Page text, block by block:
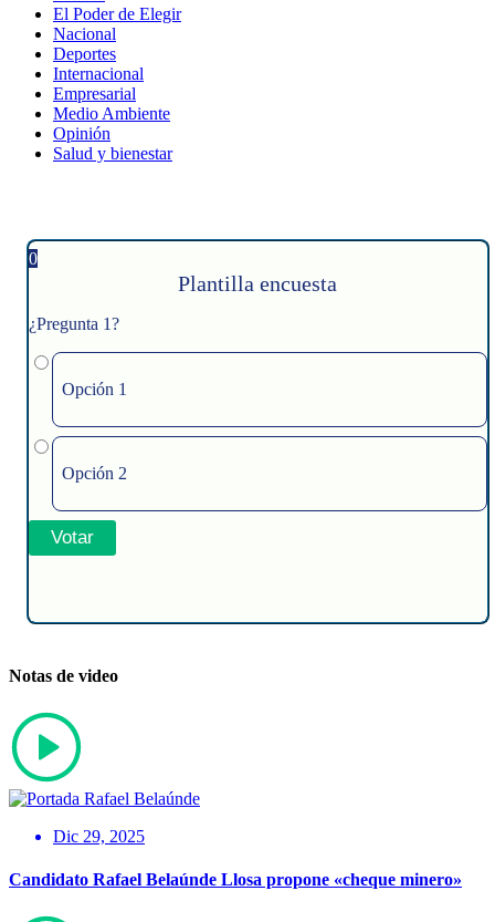
El Poder de Elegir
Nacional
Deportes
Internacional
Empresarial
Medio Ambiente
Opinión
Salud y bienestar
0
Plantilla encuesta
¿Pregunta 1?
Opción 1
Opción 2
Notas de video
Dic 29, 2025
Candidato Rafael Belaúnde Llosa propone «cheque minero»